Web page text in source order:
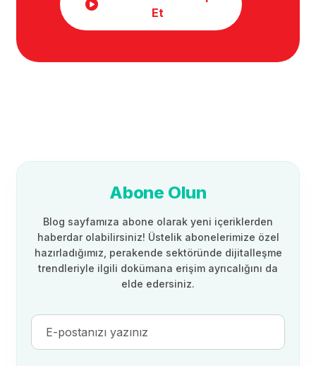
Et
Abone Olun
Blog sayfamıza abone olarak yeni içeriklerden
haberdar olabilirsiniz! Üstelik abonelerimize özel
hazırladığımız, perakende sektöründe dijitalleşme
trendleriyle ilgili dokümana erişim ayrıcalığını da
elde edersiniz.